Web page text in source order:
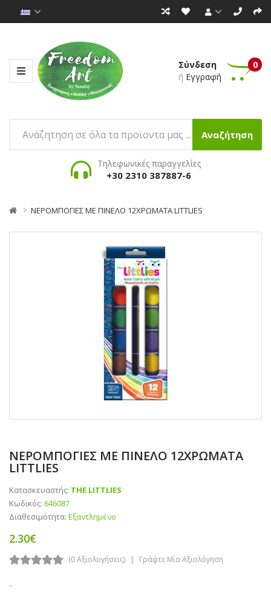
Σύνδεση
ή Εγγραφή
0
Αναζήτηση
Τηλεφωνικές παραγγελίες
+30 2310 387887-6
ΝΕΡΟΜΠΟΓΙΕΣ ΜΕ ΠΙΝΕΛΟ 12ΧΡΩΜΑΤΑ LITTLIES
ΝΕΡΟΜΠΟΓΙΕΣ ΜΕ ΠΙΝΕΛΟ 12ΧΡΩΜΑΤΑ
LITTLIES
Κατασκευαστής: THE LITTLIES
Κωδικός: 646087
Διαθεσιμότητα: Εξαντλημένο
2.30€
(0 Αξιολογήσεις) Γράψτε Μία Αξιολόγηση
..